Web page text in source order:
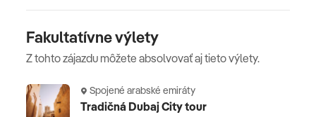
Poznámka
V hoteli sa platí na recepcii vratný depozit (povinná
kaucia) a to v hotovosti alebo blokáciou na kreditnej
Fakultatívne výlety
Z tohto zájazdu môžete absolvovať aj tieto výlety.
Spojené arabské emiráty
Tradičná Dubaj City tour